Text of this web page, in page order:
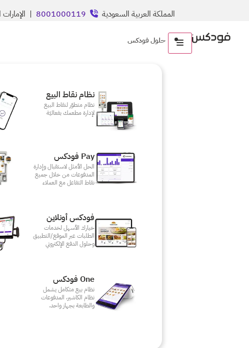
المملكة العربية السعودية 8001000119
|
حلول فودكس
نظام نقاط البيع
نظام متطوّر لنقاط البيع
لإدارة مطعمك بفعاليّة
Pay فودكس
الحل الأمثل لاستقبال وإدارة
المدفوعات من خلال جميع
نقاط التفاعل مع العملاء
فودكس أونلاين
خيارك الأسهل لخدمات
الطلبات عبر الموقع/التطبيق
وحلول الدفع الإلكتروني
One فودكس
نظام بيع متكامل يشمل
نظام الكاشير، المدفوعات
والطابعة بجهاز واحد.